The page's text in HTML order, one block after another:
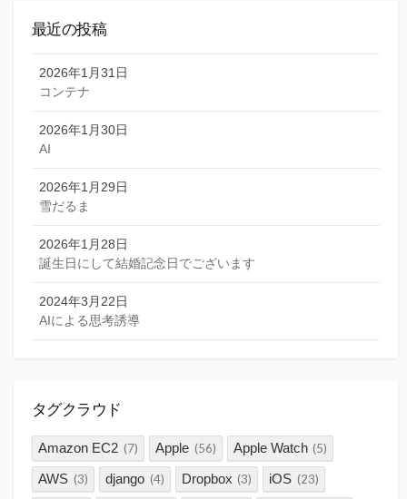
最近の投稿
2026年1月31日
コンテナ
2026年1月30日
AI
2026年1月29日
雪だるま
2026年1月28日
誕生日にして結婚記念日でございます
2024年3月22日
AIによる思考誘導
タグクラウド
Amazon EC2 (7) Apple (56) Apple Watch (5)
AWS (3) django (4) Dropbox (3) iOS (23)